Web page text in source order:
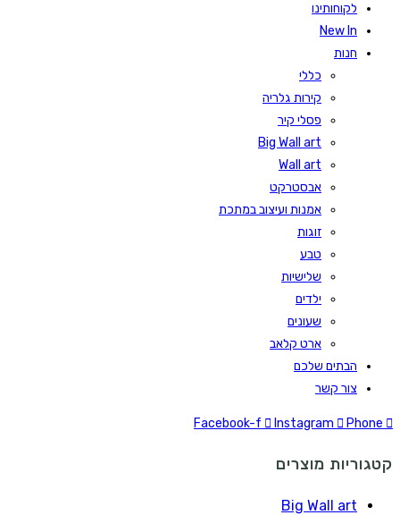
לקוחותינו
New In
חנות
כללי
קירות גלריה
פסלי קיר
Big Wall art
Wall art
אבסטרקט
אמנות ועיצוב במתכת
זוגות
טבע
שלישיות
ילדים
שעונים
ארט קלאב
הבתים שלכם
צור קשר
Facebook-f Instagram Phone
קטגוריות מוצרים
Big Wall art